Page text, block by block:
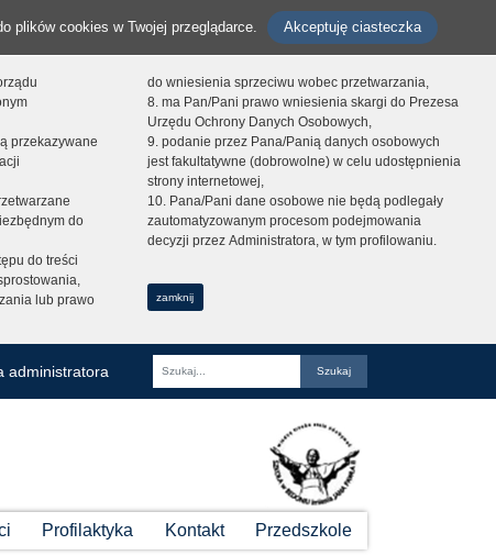
plików cookies w Twojej przeglądarce. Akceptuję ciasteczka
przekazywane
do
do treści
lub prawo
do wniesienia sprzeciwu wobec przetwarzania,
8. ma Pan/Pani prawo wniesienia skargi do Prezesa
Urzędu Ochrony Danych Osobowych,
9. podanie przez Pana/Panią danych osobowych
jest fakultatywne (dobrowolne) w celu udostępnienia
strony internetowej,
10. Pana/Pani dane osobowe nie będą podlegały
zautomatyzowanym procesom podejmowania
decyzji przez Administratora, w tym profilowaniu.
zamknij
administratora
Fraza
Profilaktyka Kontakt Przedszkole